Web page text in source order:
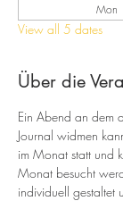
Mon
View all 5 dates
Über die
Ein Abend an dem
Journal widmen
im Monat statt und
Monat besucht
individuell gestaltet